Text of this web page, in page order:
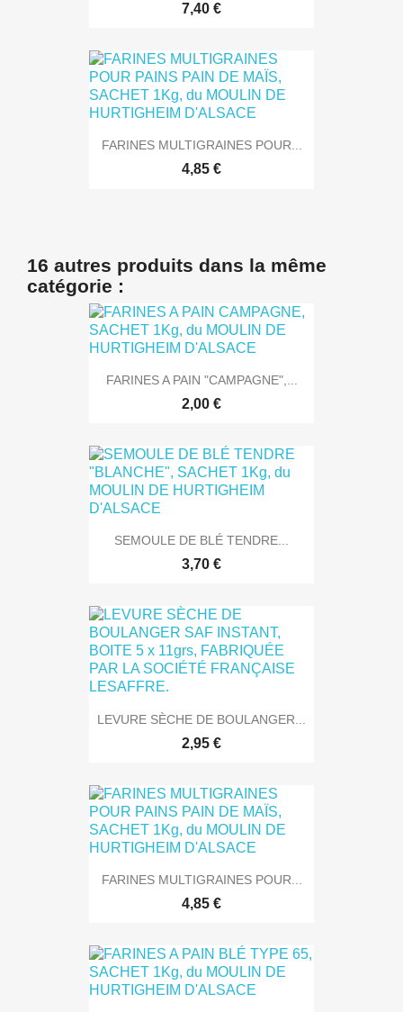
7,40 €
FARINES MULTIGRAINES POUR...
4,85 €
16 autres produits dans la même
catégorie :
FARINES A PAIN "CAMPAGNE",...
2,00 €
SEMOULE DE BLÉ TENDRE...
3,70 €
LEVURE SÈCHE DE BOULANGER...
2,95 €
FARINES MULTIGRAINES POUR...
4,85 €